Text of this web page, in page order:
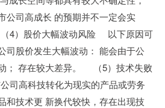
公司高成长 的预期并不一定会实
4）股价大幅波动风险 以下原因可
司股价发生大幅波动： 能会由于公
； 存在较大差异。 （5）技术失败
司高科技转化为现实的产品或劳务
和技术更 新换代较快，存在出现技